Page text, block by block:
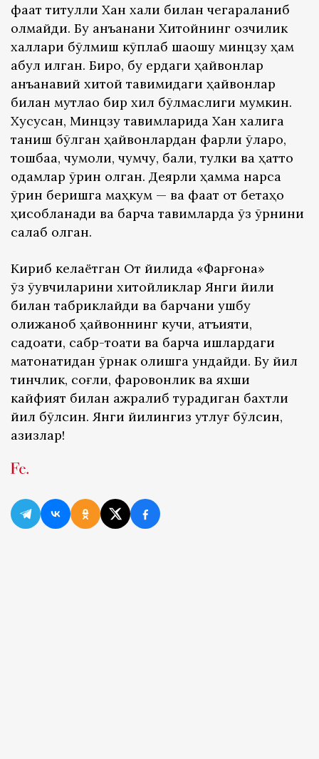
фақат титулли Хан халқи билан чегараланиб
қолмайди. Бу анъанани Хитойнинг озчилик
халқлари бўлмиш кўплаб шаошу минцзу ҳам
қабул қилган. Бироқ, бу ердаги ҳайвонлар
анъанавий хитой тақвимидаги ҳайвонлар
билан мутлақо бир хил бўлмаслиги мумкин.
Хусусан, Минцзу тақвимларида Хан халқига
таниш бўлган ҳайвонлардан фарқли ўлароқ,
тошбақа, чумоли, чумчуқ, балиқ, тулки ва ҳатто
одамлар ўрин олган. Деярли ҳамма нарса
ўрин беришга маҳкум — ва фақат от бетаҳо
ҳисобланади ва барча тақвимларда ўз ўрнини
сақлаб қолган.
Кириб келаётган От йилида «Фарғона»
ўз ўқувчиларини хитойликлар Янги йили
билан табриклайди ва барчани ушбу
олижаноб ҳайвоннинг кучи, қатъияти,
садоқати, сабр-тоқати ва барча ишлардаги
матонатидан ўрнак олишга ундайди. Бу йил
тинчлик, соғлиқ, фаровонлик ва яхши
кайфият билан ажралиб турадиган бахтли
йил бўлсин. Янги йилингиз қутлуғ бўлсин,
азизлар!